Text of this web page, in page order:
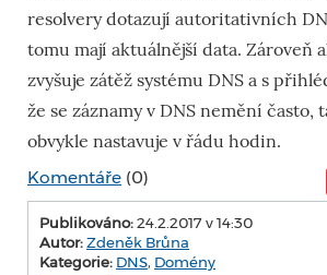
resolvery dotazují autoritativních
tomu mají aktuálnější data. Zároveň
zvyšuje zátěž systému DNS a s
že se záznamy v DNS nemění často,
obvykle nastavuje v řádu hodin.
Komentáře (0)
Publikováno:24.2.2017 v 14:30
Autor:Zdeněk Brůna
Kategorie: DNS, Domény